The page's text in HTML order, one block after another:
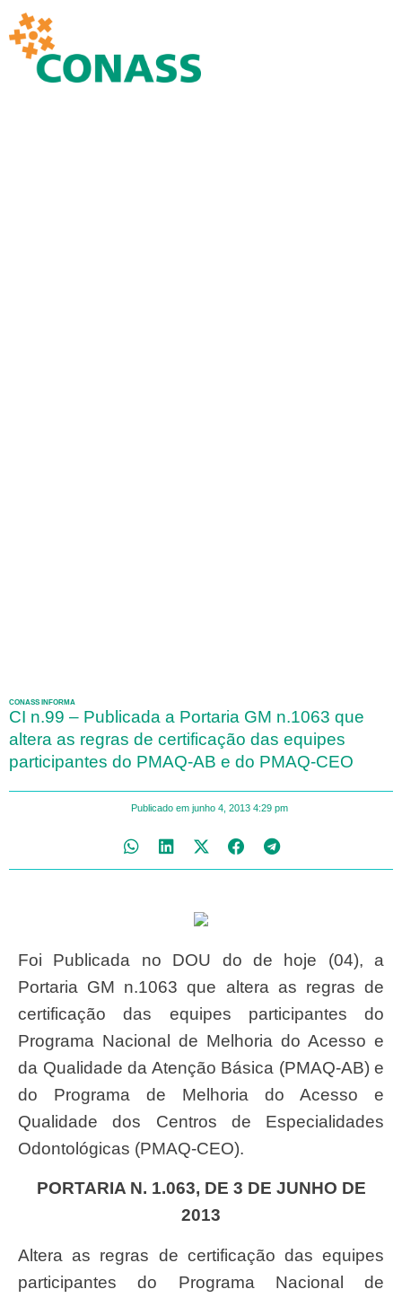
CONASS INFORMA
CI n.99 – Publicada a Portaria GM n.1063 que
altera as regras de certificação das equipes
participantes do PMAQ-AB e do PMAQ-CEO
Publicado em junho 4, 2013 4:29 pm
Foi Publicada no DOU do de hoje (04), a
Portaria GM n.1063 que altera as regras de
certificação das equipes participantes do
Programa Nacional de Melhoria do Acesso e
da Qualidade da Atenção Básica (PMAQ-AB) e
do Programa de Melhoria do Acesso e
Qualidade dos Centros de Especialidades
Odontológicas (PMAQ-CEO).
PORTARIA N. 1.063, DE 3 DE JUNHO DE
2013
Altera as regras de certificação das equipes
participantes do Programa Nacional de